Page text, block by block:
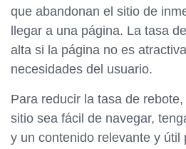
que abandonan el sitio de
llegar a una página. La tasa
alta si la página no es
necesidades del usuario.
Para reducir la tasa de
sitio sea fácil de navegar,
y un contenido relevante y útil